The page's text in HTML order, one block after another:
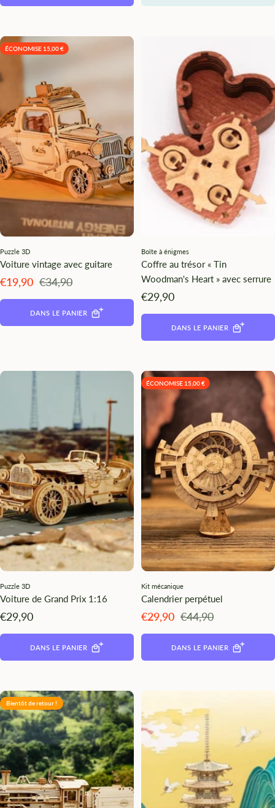
ÉCONOMISE 15,00 €
Puzzle 3D
Voiture vintage avec guitare
Angebotspreis
€19,90 Regulärer
€34,90
DANS LE PANIER
Boîte à énigmes
Coffre au trésor « Tin
Woodman's Heart » avec serrure
Angebotspreis
€29,90
DANS LE PANIER
Puzzle 3D
Voiture de Grand Prix 1:16
Angebotspreis
€29,90
DANS LE PANIER
ÉCONOMISE 15,00 €
Kit mécanique
Calendrier perpétuel
Angebotspreis
€29,90 Regulärer
€44,90
DANS LE PANIER
Bientôt de retour !